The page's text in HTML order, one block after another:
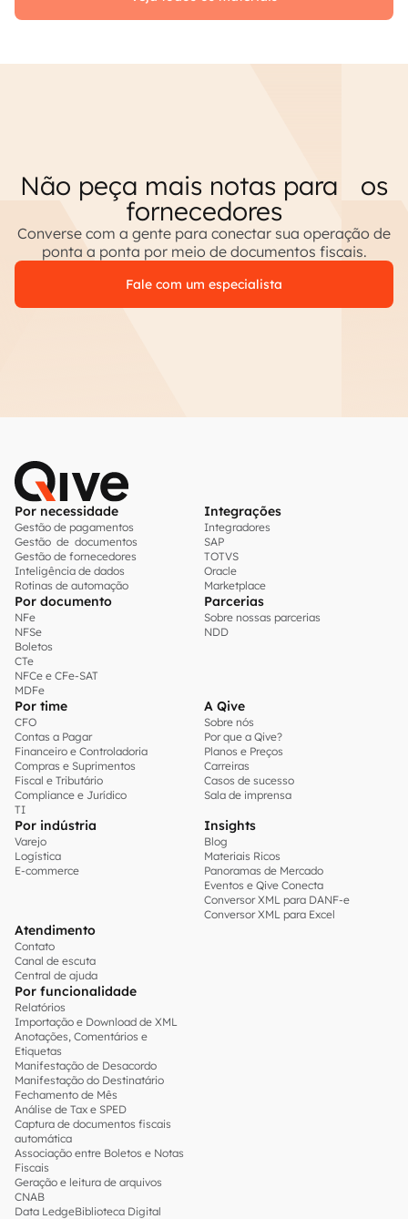
Não peça mais notas para os
fornecedores
Converse com a gente para conectar sua operação de
ponta a ponta por meio de documentos fiscais.
Fale com um especialista
Por necessidade
Gestão de pagamentos
Gestão de documentos
Gestão de fornecedores
Inteligência de dados
Rotinas de automação
Integrações
Integradores
SAP
TOTVS
Oracle
Marketplace
Por documento
NFe
NFSe
Boletos
CTe
NFCe e CFe-SAT
MDFe
Parcerias
Sobre nossas parcerias
NDD
Por time
CFO
Contas a Pagar
Financeiro e Controladoria
Compras e Suprimentos
Fiscal e Tributário
Compliance e Jurídico
TI
A Qive
Sobre nós
Por que a Qive?
Planos e Preços
Carreiras
Casos de sucesso
Sala de imprensa
Por indústria
Varejo
Logística
E-commerce
Insights
Blog
Materiais Ricos
Panoramas de Mercado
Eventos e Qive Conecta
Conversor XML para DANF-e
Conversor XML para Excel
Atendimento
Contato
Canal de escuta
Central de ajuda
Por funcionalidade
Relatórios
Importação e Download de XML
Anotações, Comentários e
Etiquetas
Manifestação de Desacordo
Manifestação do Destinatário
Fechamento de Mês
Análise de Tax e SPED
Captura de documentos fiscais
automática
Associação entre Boletos e Notas
Fiscais
Geração e leitura de arquivos
CNAB
Data LedgeBiblioteca Digital